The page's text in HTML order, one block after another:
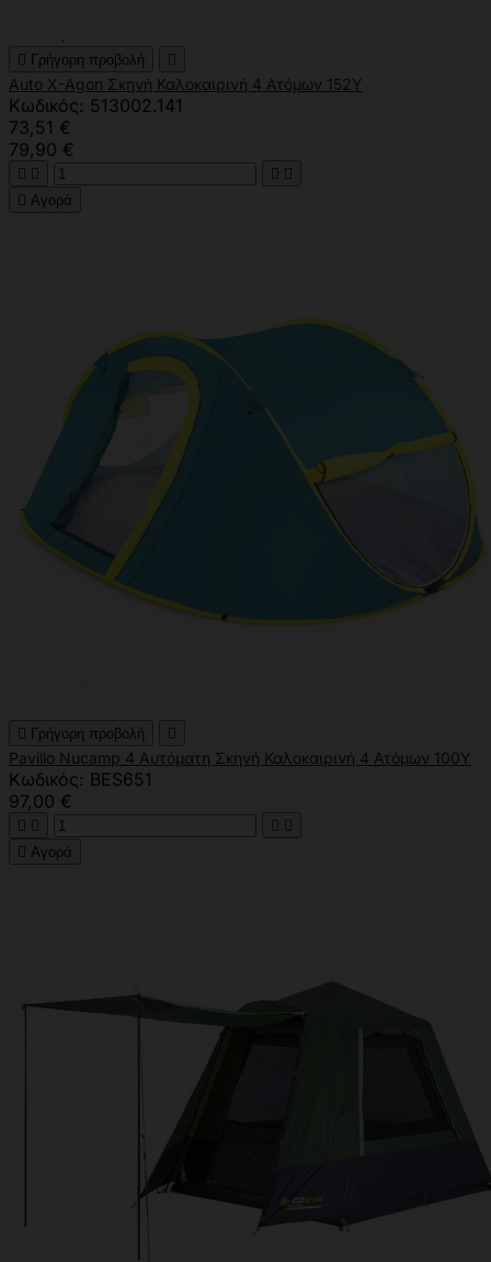
 Γρήγορη προβολή 
Auto X-Agon Σκηνή Καλοκαιρινή 4 Ατόμων 152Υ
Κωδικός: 513002.141
73,51 €
79,90 €
   
 Αγορά
 Γρήγορη προβολή 
Pavillo Nucamp 4 Αυτόματη Σκηνή Καλοκαιρινή 4 Ατόμων 100Υ
Κωδικός: BES651
97,00 €
   
 Αγορά